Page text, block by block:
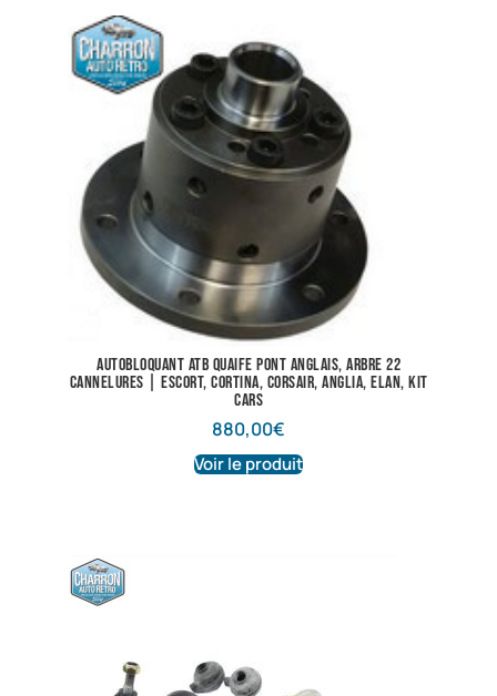
Autobloquant ATB Quaife pont anglais, arbre 22
cannelures | Escort, Cortina, Corsair, Anglia, Elan, kit
cars
880,00€
Voir le produit